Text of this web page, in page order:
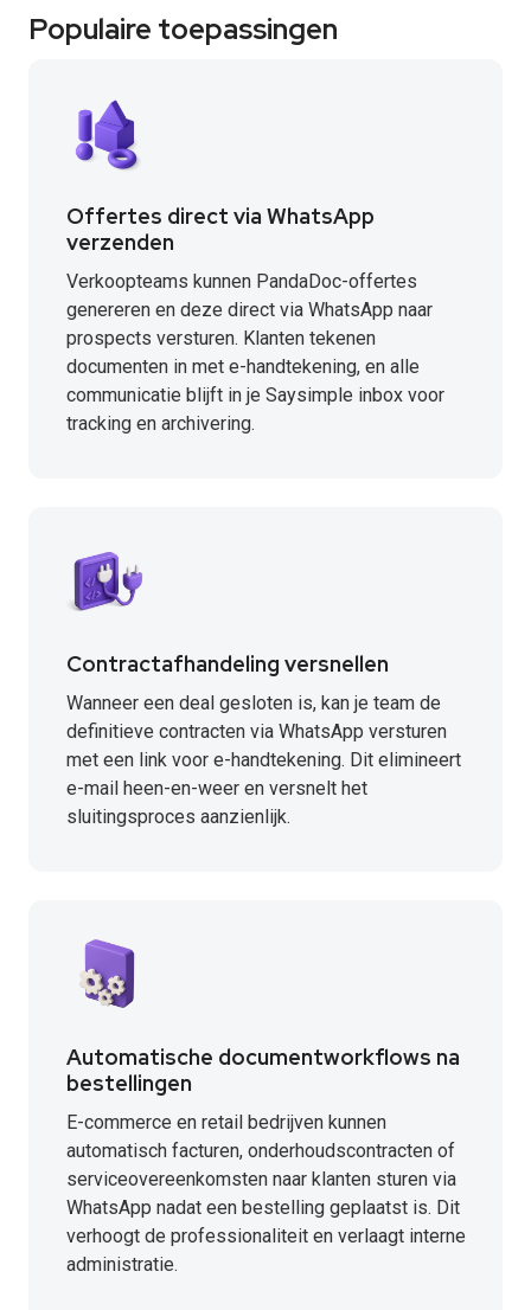
Populaire toepassingen
Offertes direct via WhatsApp
verzenden
Verkoopteams kunnen PandaDoc-offertes
genereren en deze direct via WhatsApp naar
prospects versturen. Klanten tekenen
documenten in met e-handtekening, en alle
communicatie blijft in je Saysimple inbox voor
tracking en archivering.
Contractafhandeling versnellen
Wanneer een deal gesloten is, kan je team de
definitieve contracten via WhatsApp versturen
met een link voor e-handtekening. Dit elimineert
e-mail heen-en-weer en versnelt het
sluitingsproces aanzienlijk.
Automatische documentworkflows na
bestellingen
E-commerce en retail bedrijven kunnen
automatisch facturen, onderhoudscontracten of
serviceovereenkomsten naar klanten sturen via
WhatsApp nadat een bestelling geplaatst is. Dit
verhoogt de professionaliteit en verlaagt interne
administratie.